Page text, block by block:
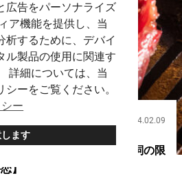
広告をパーソナライズ
ア機能を提供し、当
析するために、デバイ
ル製品の使用に関連す
詳細については、当
ーをご覧ください。
ー
します
2024.02.09
店！？ 『赤身肉』が代名詞の限
】